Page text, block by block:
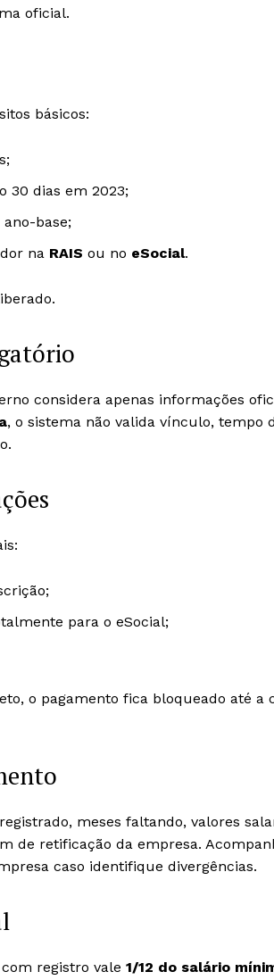
oficial.
básicos:
30 dias em 2023;
ano-base;
na RAIS ou no eSocial.
considera apenas informações
, o sistema não valida vínculo, tempo
para o eSocial;
o pagamento fica bloqueado até a
meses faltando, valores
de retificação da empresa.
caso identifique divergências.
registro vale 1/12 do salário